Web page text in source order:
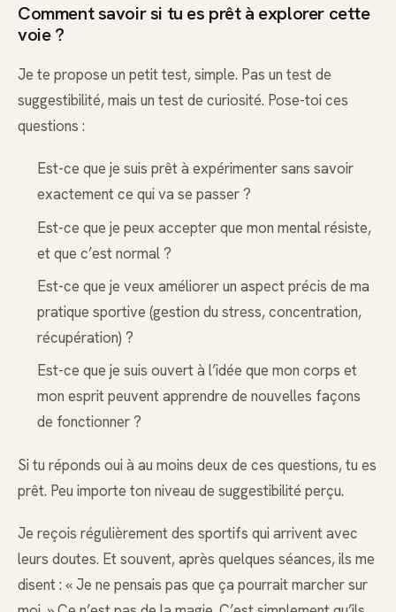
Comment savoir si tu es prêt à explorer cette
voie ?
Je te propose un petit test, simple. Pas un test de
suggestibilité, mais un test de curiosité. Pose-toi ces
questions :
Est-ce que je suis prêt à expérimenter sans savoir
exactement ce qui va se passer ?
Est-ce que je peux accepter que mon mental résiste,
et que c’est normal ?
Est-ce que je veux améliorer un aspect précis de ma
pratique sportive (gestion du stress, concentration,
récupération) ?
Est-ce que je suis ouvert à l’idée que mon corps et
mon esprit peuvent apprendre de nouvelles façons
de fonctionner ?
Si tu réponds oui à au moins deux de ces questions, tu es
prêt. Peu importe ton niveau de suggestibilité perçu.
Je reçois régulièrement des sportifs qui arrivent avec
leurs doutes. Et souvent, après quelques séances, ils me
disent : « Je ne pensais pas que ça pourrait marcher sur